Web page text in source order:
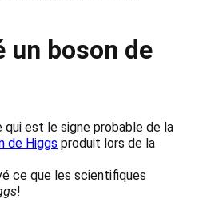
boson de
qui est le signe probable de la
de Higgs produit lors de la
ce que les scientifiques
!